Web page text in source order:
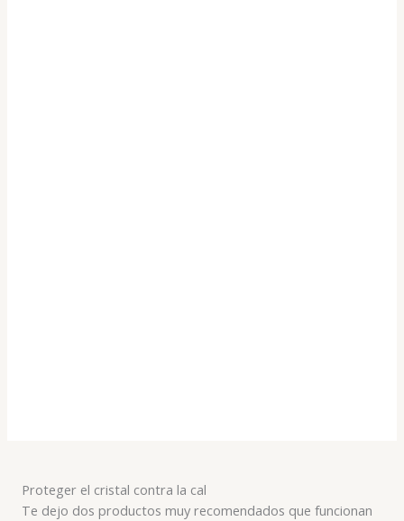
Proteger el cristal contra la cal
Te dejo dos productos muy recomendados que funcionan